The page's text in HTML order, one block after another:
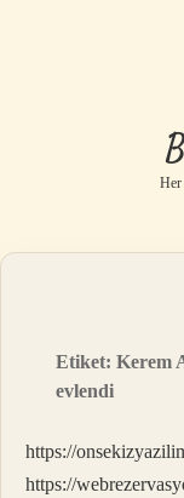
Her
Etiket:Kerem
evlendi
https://
https://